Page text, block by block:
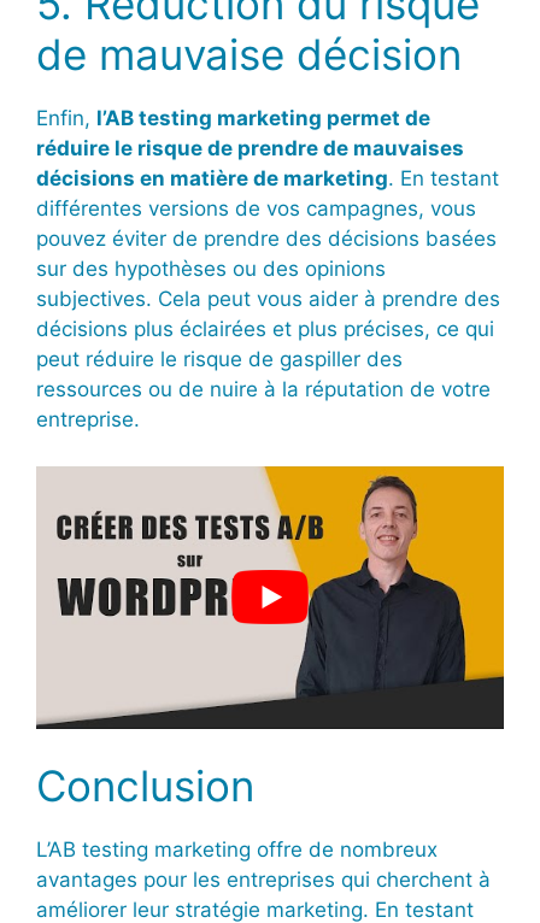
de mauvaise décision
Enfin, l’AB testing marketing permet de
réduire le risque de prendre de mauvaises
décisions en matière de marketing. En testant
différentes versions de vos campagnes, vous
pouvez éviter de prendre des décisions basées
sur des hypothèses ou des opinions
subjectives. Cela peut vous aider à prendre des
décisions plus éclairées et plus précises, ce qui
peut réduire le risque de gaspiller des
ressources ou de nuire à la réputation de votre
entreprise.
Conclusion
L’AB testing marketing offre de nombreux
avantages pour les entreprises qui cherchent à
améliorer leur stratégie marketing. En testant